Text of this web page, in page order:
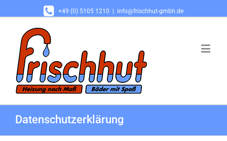
+49 (0) 5105 1210 | info@frischhut-gmbh.de
Datenschutzerklärung